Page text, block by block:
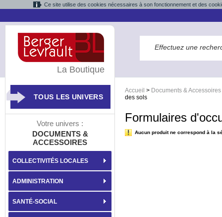
Ce site utilise des cookies nécessaires à son fonctionnement et des
Accueil > Documents & Accessoires
des sols
Formulaires
Aucun produit ne correspond à la
La Boutique
TOUS LES UNIVERS
Votre univers :
DOCUMENTS &
ACCESSOIRES
COLLECTIVITÉS LOCALES
ADMINISTRATION
SANTÉ-SOCIAL